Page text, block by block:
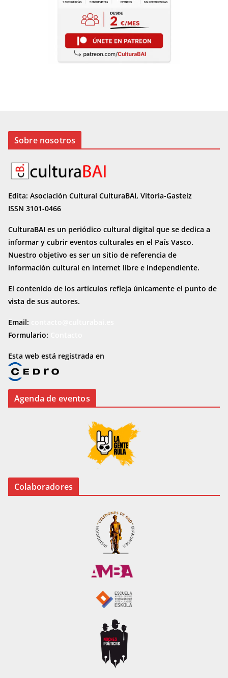
Sobre nosotros
Edita: Asociación Cultural CulturaBAI, Vitoria-Gasteiz
ISSN 3101-0466
CulturaBAI es un periódico cultural digital que se dedica a
informar y cubrir eventos culturales en el País Vasco.
Nuestro objetivo es ser un sitio de referencia de
información cultural en internet libre e independiente.
El contenido de los artículos refleja únicamente el punto de
vista de sus autores.
Email:
Formulario:
Esta web está registrada en
Agenda de eventos
Colaboradores